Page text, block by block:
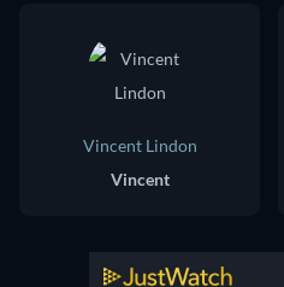
Vincent Lindon
Vincent